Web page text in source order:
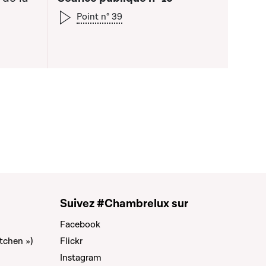
qui précède
Point n° 39
»)
Suivez #Chambrelux sur
Facebook
Flickr
Instagram